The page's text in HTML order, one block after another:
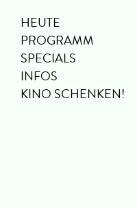
HEUTE
PROGRAMM
SPECIALS
INFOS
KINO SCHENKEN!